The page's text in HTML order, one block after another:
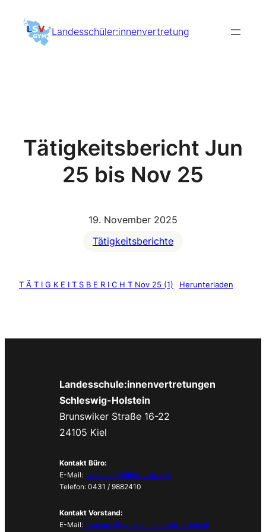
Inhalt
springen
Landesschüler:innenvertretung
Tätigkeitsbericht Jun
25 bis Nov 25
19. November 2025
Tätigkeitsberichte
T Ä T I G K E I T S B E R I C H T Nov 25 (1) Herunterladen
Landesschule:innenvertretungen
Schleswig-Holstein
Brunswiker Straße 16-22
24105 Kiel
Kontakt Büro:
E-Mail: lsv-buero@bimi.landsh.de
Telefon: 0431 / 9882410
Kontakt Vorstand:
E-Mail:vorstand@gym.schuelervertretung.de